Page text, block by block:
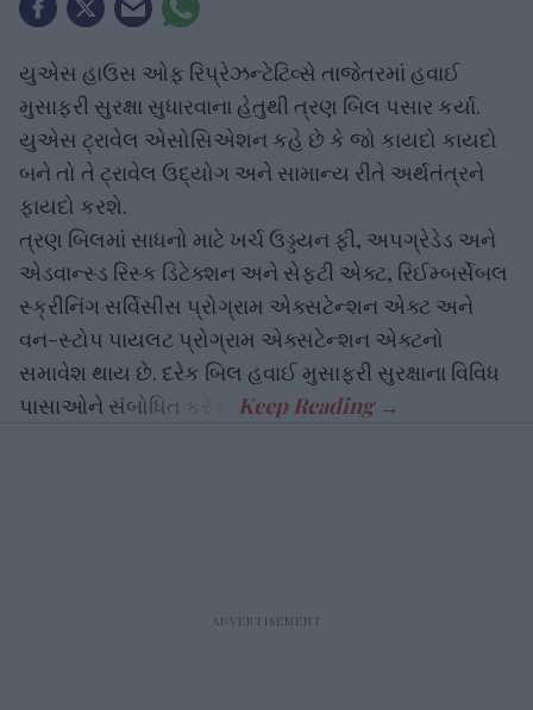
યુએસ હાઉસ ઓફ રિપ્રેઝન્ટેટિવ્સે તાજેતરમાં હવાઈ
મુસાફરી સુરક્ષા સુધારવાના હેતુથી ત્રણ બિલ પસાર કર્યા.
યુએસ ટ્રાવેલ એસોસિએશન કહે છે કે જો કાયદો કાયદો
બને તો તે ટ્રાવેલ ઉદ્યોગ અને સામાન્ય રીતે અર્થતંત્રને
ફાયદો કરશે.
ત્રણ બિલમાં સાધનો માટે ખર્ચ ઉડ્ડયન ફી, અપગ્રેડેડ અને
એડવાન્સ્ડ રિસ્ક ડિટેક્શન અને સેફ્ટી એક્ટ, રિઈમ્બર્સેબલ
સ્ક્રીનિંગ સર્વિસીસ પ્રોગ્રામ એક્સટેન્શન એક્ટ અને
વન-સ્ટોપ પાયલટ પ્રોગ્રામ એક્સટેન્શન એક્ટનો
સમાવેશ થાય છે. દરેક બિલ હવાઈ મુસાફરી સુરક્ષાના વિવિધ
પાસાઓને સંબોધિત કરે છે.